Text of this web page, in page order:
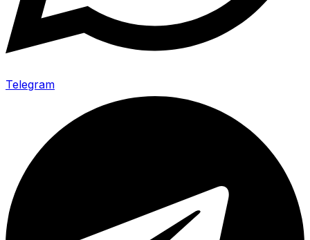
Telegram